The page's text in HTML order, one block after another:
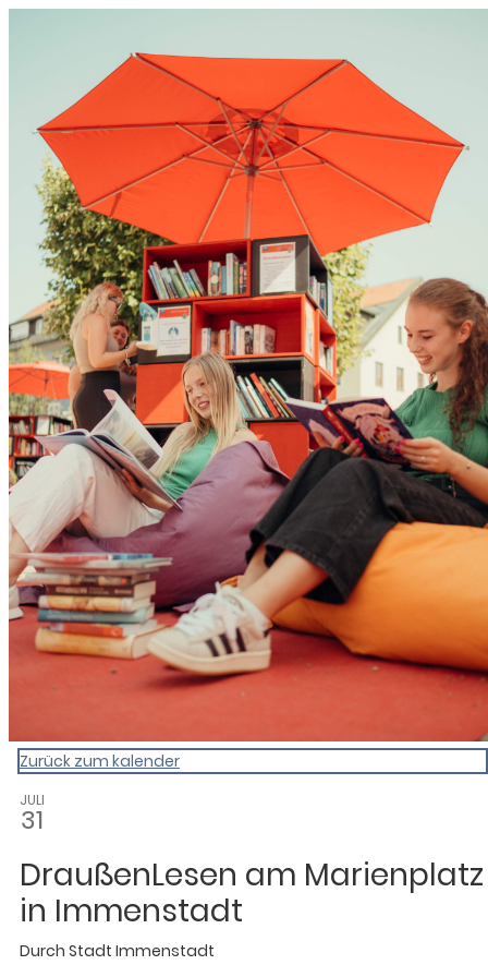
0831 - das Kemptener
Zurück zum kalender
JULI
31
DraußenLesen am Marienplatz
in Immenstadt
Durch Stadt Immenstadt